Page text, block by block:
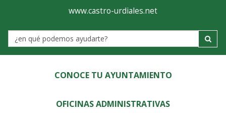
Ayuntamiento
de
Castro-
Urdiales
www.castro-urdiales.net
Label
CONOCE TU AYUNTAMIENTO
OFICINAS ADMINISTRATIVAS